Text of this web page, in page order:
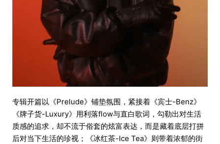
专辑开篇以《Prelude》铺垫氛围，紧接着《宾士-Benz》
《牌子货-Luxury》用利落flow与直白歌词，勾勒出对生活
质感的追求，却不流于俗套的炫富表达，而是藏着底层打拼
后对当下生活的珍视；《冰红茶-Ice Tea》则带着浓郁的街